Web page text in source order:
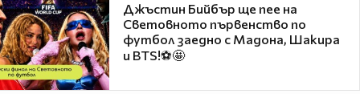
Джъстин Бийбър ще пее на
Световното първенство по
футбол заедно с Мадона, Шакира
и BTS!⚽🤩